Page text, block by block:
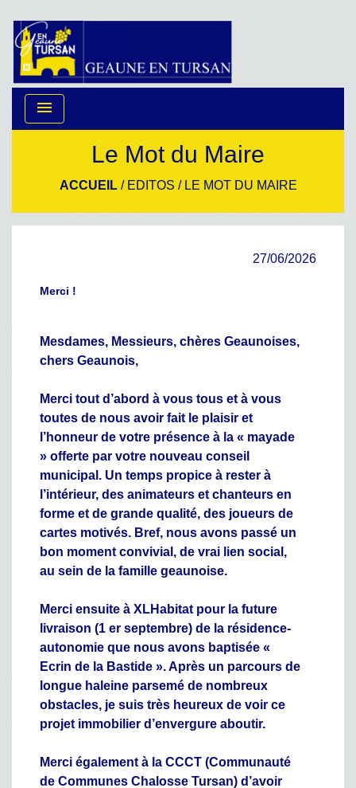
menu
Le Mot du Maire
ACCUEIL/ EDITOS / LE MOT DU MAIRE
27/06/2026
Merci !
Mesdames, Messieurs, chères Geaunoises,
chers Geaunois,
Merci tout d’abord à vous tous et à vous
toutes de nous avoir fait le plaisir et
l’honneur de votre présence à la « mayade
» offerte par votre nouveau conseil
municipal. Un temps propice à rester à
l’intérieur, des animateurs et chanteurs en
forme et de grande qualité, des joueurs de
cartes motivés. Bref, nous avons passé un
bon moment convivial, de vrai lien social,
au sein de la famille geaunoise.
Merci ensuite à XLHabitat pour la future
livraison (1 er septembre) de la résidence-
autonomie que nous avons baptisée «
Ecrin de la Bastide ». Après un parcours de
longue haleine parsemé de nombreux
obstacles, je suis très heureux de voir ce
projet immobilier d’envergure aboutir.
Merci également à la CCCT (Communauté
de Communes Chalosse Tursan) d’avoir